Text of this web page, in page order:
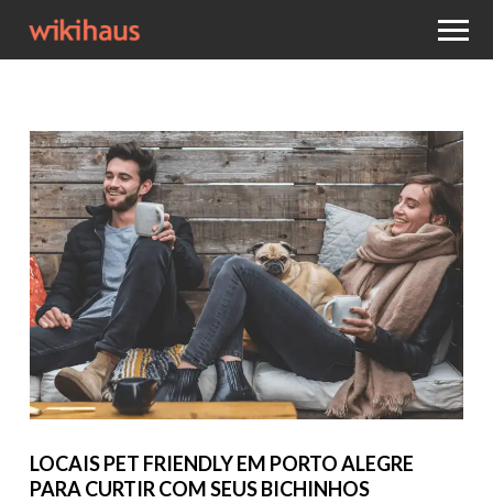
LOCAIS PET FRIENDLY EM PORTO ALEGRE
PARA CURTIR COM SEUS BICHINHOS